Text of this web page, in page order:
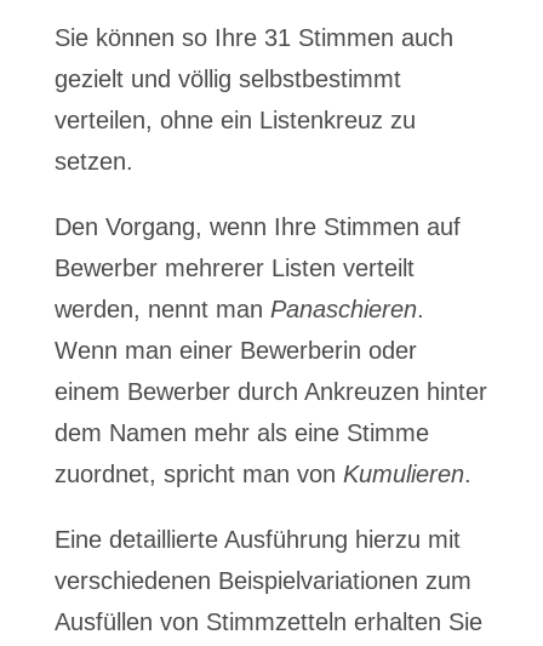
Sie können so Ihre 31 Stimmen auch
gezielt und völlig selbstbestimmt
verteilen, ohne ein Listenkreuz zu
setzen.
Den Vorgang, wenn Ihre Stimmen auf
Bewerber mehrerer Listen verteilt
werden, nennt man Panaschieren.
Wenn man einer Bewerberin oder
einem Bewerber durch Ankreuzen hinter
dem Namen mehr als eine Stimme
zuordnet, spricht man von Kumulieren.
Eine detaillierte Ausführung hierzu mit
verschiedenen Beispielvariationen zum
Ausfüllen von Stimmzetteln erhalten Sie